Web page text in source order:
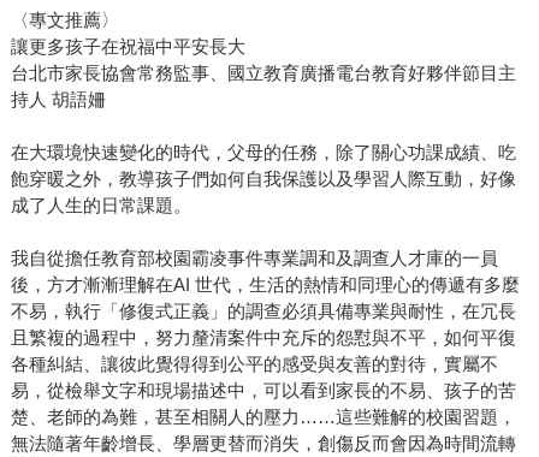
〈專文推薦〉
讓更多孩子在祝福中平安長大
台北市家長協會常務監事、國立教育廣播電台教育好夥伴節目主
持人 胡語姍
在大環境快速變化的時代，父母的任務，除了關心功課成績、吃
飽穿暖之外，教導孩子們如何自我保護以及學習人際互動，好像
成了人生的日常課題。
我自從擔任教育部校園霸凌事件專業調和及調查人才庫的一員
後，方才漸漸理解在AI 世代，生活的熱情和同理心的傳遞有多麼
不易，執行「修復式正義」的調查必須具備專業與耐性，在冗長
且繁複的過程中，努力釐清案件中充斥的怨懟與不平，如何平復
各種糾結、讓彼此覺得得到公平的感受與友善的對待，實屬不
易，從檢舉文字和現場描述中，可以看到家長的不易、孩子的苦
楚、老師的為難，甚至相關人的壓力……這些難解的校園習題，
無法隨著年齡增長、學層更替而消失，創傷反而會因為時間流轉